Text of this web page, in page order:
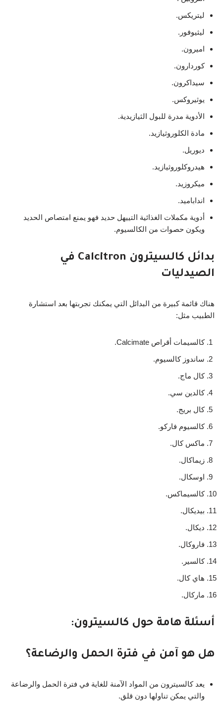
ليتريكس.
ليثيوفور.
اميرون.
كوردارون.
سيداكرون.
يوثيروكس.
الأدوية مدرة للبول الثيازيدية.
مادة الكلوروثيازيد.
ديوريل.
هيدروكلوروثيازيد.
ميكروزيد.
انداباميد.
أدوية مكملات الغذائية التييهل حديد فهو يمنع امتصاص الحديد
ويكون حصوات من الكالسيوم.
بدائل كالسيترون Calcitron في
الصيدليات
هناك قائمة كبيرة من البدائل التي يمكنك تجربتها بعد استشارة
الطبيب مثل:
كالسيمات أقراص Calcimate.
ساندوز كالسيوم.
كال ماج.
كالدين سي.
كال بريج.
كالسيوم فاركو.
ماكس كال.
زيماكال.
اوسكال.
كالسيماكس.
بيديكال.
ديكال.
فاروكال.
كالسير.
هاي كال.
ماركال.
أسئلة هامة حول كالسيترون:
هل هو آمن في فترة الحمل والرضاعة؟
يعد كالسيترون من المواد الآمنة للغاية في فترة الحمل والرضاعة
والتي يمكن تناولها دون قلق.